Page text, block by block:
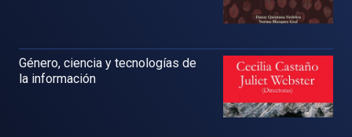
Género, ciencia y tecnologías de
la información